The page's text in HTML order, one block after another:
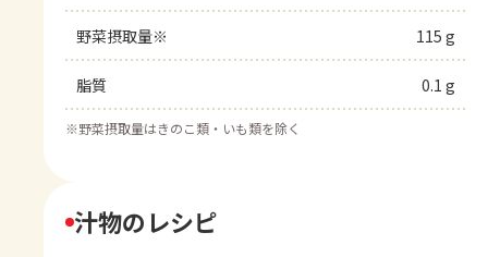
野菜摂取量※ 115 g
脂質 0.1 g
※野菜摂取量はきのこ類・いも類を除く
汁物のレシピ